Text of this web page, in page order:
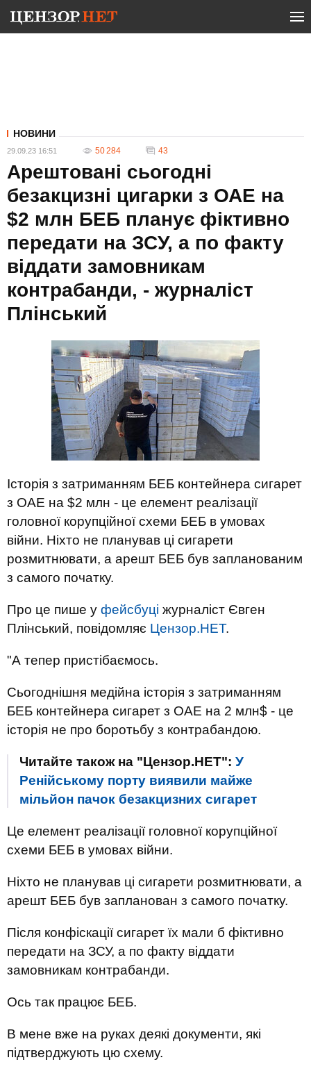
НОВИНИ
29.09.23 16:51 50 284 43
Арештовані сьогодні
безакцизні цигарки з ОАЕ на
$2 млн БЕБ планує фіктивно
передати на ЗСУ, а по факту
віддати замовникам
контрабанди, - журналіст
Плінський
Історія з затриманням БЕБ контейнера сигарет
з ОАЕ на $2 млн - це елемент реалізації
головної корупційної схеми БЕБ в умовах
війни. Ніхто не планував ці сигарети
розмитнювати, а арешт БЕБ був запланованим
з самого початку.
Про це пише у фейсбуці журналіст Євген
Плінський, повідомляє Цензор.НЕТ.
"А тепер пристібаємось.
Сьогоднішня медійна історія з затриманням
БЕБ контейнера сигарет з ОАЕ на 2 млн$ - це
історія не про боротьбу з контрабандою.
Читайте також на "Цензор.НЕТ": У
Ренійському порту виявили майже
мільйон пачок безакцизних сигарет
Це елемент реалізації головної корупційної
схеми БЕБ в умовах війни.
Ніхто не планував ці сигарети розмитнювати, а
арешт БЕБ був запланован з самого початку.
Після конфіскації сигарет їх мали б фіктивно
передати на ЗСУ, а по факту віддати
замовникам контрабанди.
Ось так працює БЕБ.
В мене вже на руках деякі документи, які
підтверджують цю схему.